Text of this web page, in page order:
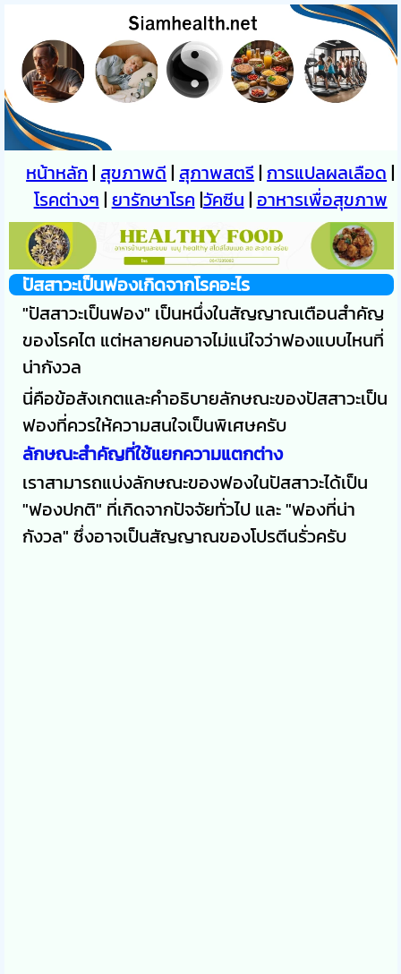
หน้าหลัก | สุขภาพดี | สุภาพสตรี|การแปลผลเลือด |
โรคต่างๆ | ยารักษาโรค |วัคซีน | อาหารเพื่อสุขภาพ
ปัสสาวะเป็นฟองเกิดจากโรคอะไร
"ปัสสาวะเป็นฟอง" เป็นหนึ่งในสัญญาณเตือนสำคัญ
ของโรคไต แต่หลายคนอาจไม่แน่ใจว่าฟองแบบไหนที่
น่ากังวล
นี่คือข้อสังเกตและคำอธิบายลักษณะของปัสสาวะเป็น
ฟองที่ควรให้ความสนใจเป็นพิเศษครับ
ลักษณะสำคัญที่ใช้แยกความแตกต่าง
เราสามารถแบ่งลักษณะของฟองในปัสสาวะได้เป็น
"ฟองปกติ" ที่เกิดจากปัจจัยทั่วไป และ "ฟองที่น่า
กังวล" ซึ่งอาจเป็นสัญญาณของโปรตีนรั่วครับ